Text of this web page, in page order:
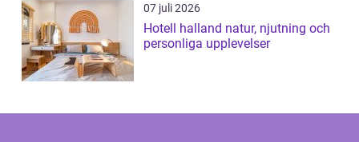
07 juli 2026
Hotell halland natur, njutning och
personliga upplevelser